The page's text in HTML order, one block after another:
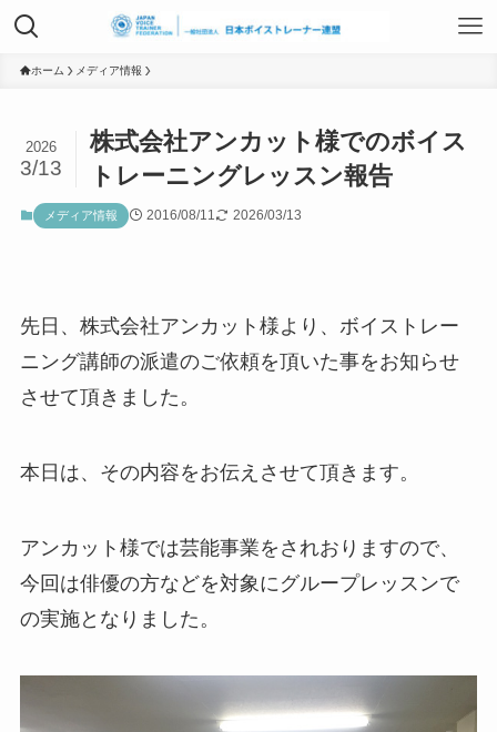
日本ボイストレーナー連盟資格認定につ
いて
ボイストレーニング勉強会
よくあるご質問
取材・講演などのご依頼
ホーム メディア情報
株式会社アンカット様でのボイス
トレーニングレッスン報告
2026
3/13
メディア情報 2016/08/11 2026/03/13
先日、株式会社アンカット様より、ボイストレー
ニング講師の派遣のご依頼を頂いた事をお知らせ
させて頂きました。
本日は、その内容をお伝えさせて頂きます。
アンカット様では芸能事業をされおりますので、
今回は俳優の方などを対象にグループレッスンで
の実施となりました。